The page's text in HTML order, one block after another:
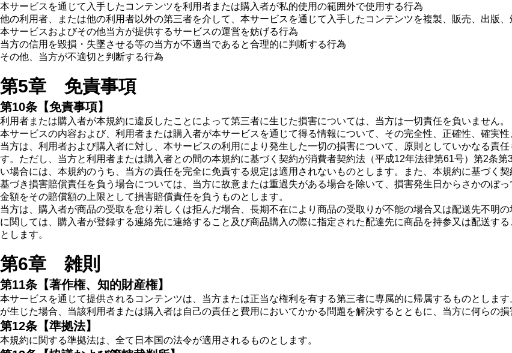
本サービスを通じて入手したコンテンツを利用者または購入者が私的使用の範囲外で使用する行為
他の利用者、または他の利用者以外の第三者を介して、本サービスを通じて入手したコンテンツを複製、販売、出版
本サービスおよびその他当方が提供するサービスの運営を妨げる行為
当方の信用を毀損・失墜させる等の当方が不適当であると合理的に判断する行為
その他、当方が不適切と判断する行為
第5章 免責事項
第10条【免責事項】
利用者または購入者が本規約に違反したことによって第三者に生じた損害については、当方は一切責任を負いません。
本サービスの内容および、利用者または購入者が本サービスを通じて得る情報について、その完全性、正確性、確実
当方は、利用者および購入者に対し、本サービスの利用により発生した一切の損害について、原則としていかなる責
す。ただし、当方と利用者または購入者との間の本規約に基づく契約が消費者契約法（平成12年法律第61号）第2条
い場合には、本規約のうち、当方の責任を完全に免責する規定は適用されないものとします。また、本規約に基づく
基づき損害賠償責任を負う場合については、当方に故意または重過失がある場合を除いて、損害発生日からさかのぼ
金額をその賠償額の上限として損害賠償責任を負うものとします。
当方は、購入者が商品の受取を怠り若しくは拒んだ場合、長期不在により商品の受取りが不能の場合又は配送先不明
に関しては、購入者が登録する連絡先に連絡すること及び商品購入の際に指定された配達先に商品を持参又は配送す
とします。
第6章 雑則
第11条【著作権、知的財産権】
本サービスを通じて提供されるコンテンツは、当方または正当な権利を有する第三者に専属的に帰属するものとしま
が生じた場合、当該利用者または購入者は自己の責任と費用においてかかる問題を解決するとともに、当方に何らの
第12条【準拠法】
本規約に関する準拠法は、全て日本国の法令が適用されるものとします。